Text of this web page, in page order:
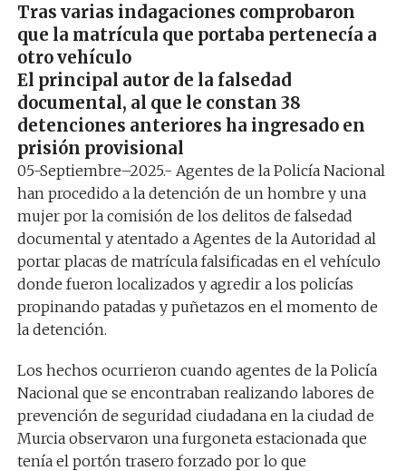
Tras varias indagaciones comprobaron
que la matrícula que portaba pertenecía a
otro vehículo
El principal autor de la falsedad
documental, al que le constan 38
detenciones anteriores ha ingresado en
prisión provisional
05-Septiembre–2025.- Agentes de la Policía Nacional
han procedido a la detención de un hombre y una
mujer por la comisión de los delitos de falsedad
documental y atentado a Agentes de la Autoridad al
portar placas de matrícula falsificadas en el vehículo
donde fueron localizados y agredir a los policías
propinando patadas y puñetazos en el momento de
la detención.
Los hechos ocurrieron cuando agentes de la Policía
Nacional que se encontraban realizando labores de
prevención de seguridad ciudadana en la ciudad de
Murcia observaron una furgoneta estacionada que
tenía el portón trasero forzado por lo que